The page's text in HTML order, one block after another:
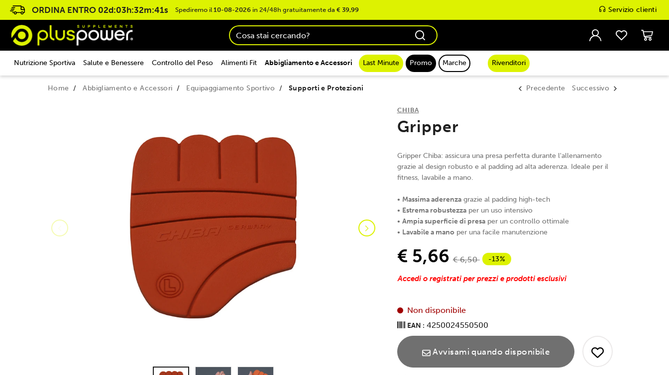
ORDINA ENTRO 02d:03h:32m:40s Spediremo il10-08-2026 in 24/48h gratuitamente da€ 39,99 Servizio clienti
Nutrizione Sportiva Salute e Benessere Controllo del Peso Alimenti Fit Abbigliamento e Accessori Last Minute Promo Marche Rivenditori
Home Abbigliamento e Accessori Equipaggiamento Sportivo Supporti e Protezioni Precedente Successivo
CHIBA
Gripper
Gripper Chiba: assicura una presa perfetta durante l'allenamento
grazie al design robusto e al padding ad alta aderenza. Ideale per il
fitness, lavabile a mano.
• Massima aderenzagrazie al padding high-tech
• Estrema robustezzaper un uso intensivo
• Ampia superficie di presaper un controllo ottimale
• Lavabile a manoper una facile manutenzione
€ 5,66 € 6,50 -13%
Accedi o registrati per prezzi e prodotti esclusivi
Non disponibile
EAN : 4250024550500
Avvisami quando disponibile